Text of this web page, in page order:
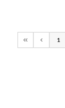
1